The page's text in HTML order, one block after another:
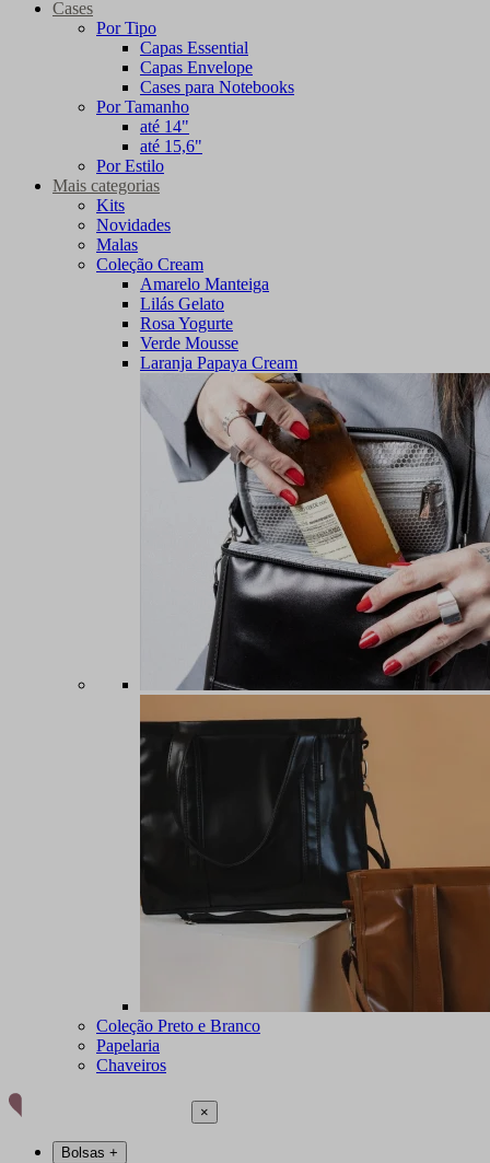
Cases
Por Tipo
Capas Essential
Capas Envelope
Cases para Notebooks
Por Tamanho
até 14"
até 15,6"
Por Estilo
Mais categorias
Kits
Novidades
Malas
Coleção Cream
Amarelo Manteiga
Lilás Gelato
Rosa Yogurte
Verde Mousse
Laranja Papaya Cream
Coleção Preto e Branco
Papelaria
Chaveiros
×
Bolsas +